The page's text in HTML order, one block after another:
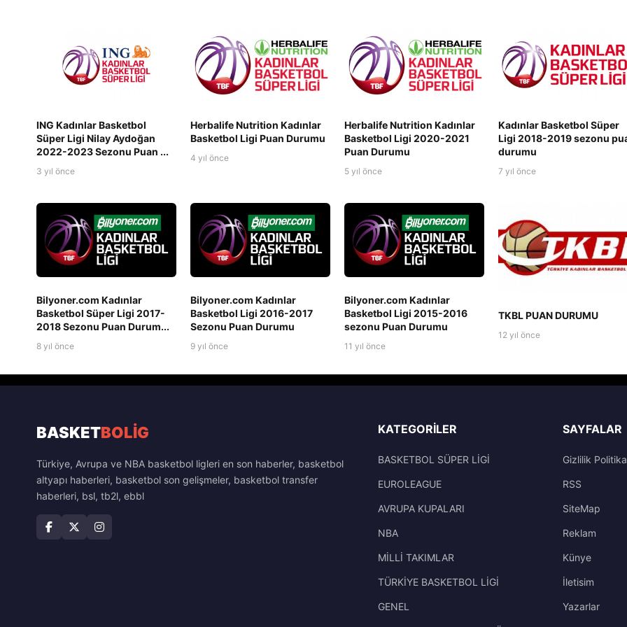
ING Kadınlar Basketbol
Süper Ligi Nilay Aydoğan
2022-2023 Sezonu Puan ...
3 yıl önce
Herbalife Nutrition Kadınlar
Basketbol Ligi Puan Durumu
4 yıl önce
Herbalife Nutrition Kadınlar
Basketbol Ligi 2020-2021
Puan Durumu
5 yıl önce
Kadınlar Basketbol Süper
Ligi 2018-2019 sezonu
durumu
7 yıl önce
Bilyoner.com Kadınlar
Basketbol Süper Ligi 2017-
2018 Sezonu Puan Durum...
8 yıl önce
Bilyoner.com Kadınlar
Basketbol Ligi 2016-2017
Sezonu Puan Durumu
9 yıl önce
Bilyoner.com Kadınlar
Basketbol Ligi 2015-2016
sezonu Puan Durumu
11 yıl önce
TKBL PUAN DURUMU
12 yıl önce
BASKETBOLİG
Türkiye, Avrupa ve NBA basketbol ligleri en son haberler, basketbol
altyapı haberleri, basketbol son gelişmeler, basketbol transfer
haberleri, bsl, tb2l, ebbl
KATEGORILER
BASKETBOL SÜPER LİGİ
EUROLEAGUE
AVRUPA KUPALARI
NBA
MİLLİ TAKIMLAR
TÜRKİYE BASKETBOL LİGİ
GENEL
SAYFALAR
Gizlilik
RSS
SiteMap
Reklam
Künye
İletisim
Yazarlar